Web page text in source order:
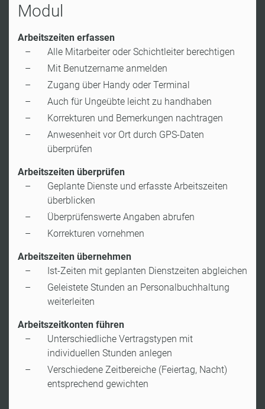
Modul
Arbeitszeiten erfassen
Alle Mitarbeiter oder Schichtleiter berechtigen
Mit Benutzername anmelden
Zugang über Handy oder Terminal
Auch für Ungeübte leicht zu handhaben
Korrekturen und Bemerkungen nachtragen
Anwesenheit vor Ort durch GPS-Daten
überprüfen
Arbeitszeiten überprüfen
Geplante Dienste und erfasste Arbeitszeiten
überblicken
Überprüfenswerte Angaben abrufen
Korrekturen vornehmen
Arbeitszeiten übernehmen
Ist-Zeiten mit geplanten Dienstzeiten abgleichen
Geleistete Stunden an Personalbuchhaltung
weiterleiten
Arbeitszeitkonten führen
Unterschiedliche Vertragstypen mit
individuellen Stunden anlegen
Verschiedene Zeitbereiche (Feiertag, Nacht)
entsprechend gewichten